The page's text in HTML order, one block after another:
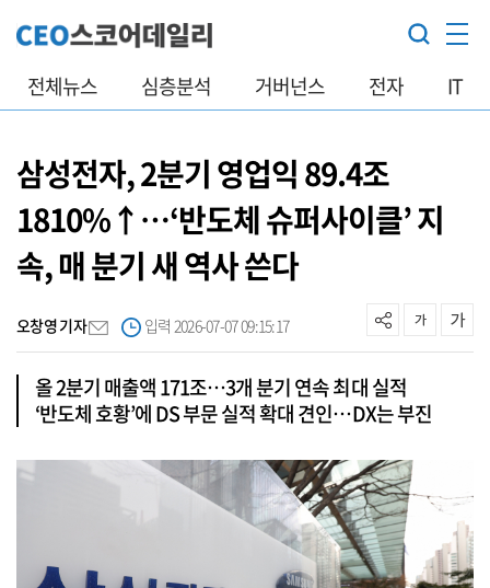
전체뉴스 심층분석 거버넌스 전자 IT
삼성전자, 2분기 영업익 89.4조
1810%↑…‘반도체 슈퍼사이클’ 지
속, 매 분기 새 역사 쓴다
오창영 기자 입력 2026-07-07 09:15:17
올 2분기 매출액 171조…3개 분기 연속 최대 실적
‘반도체 호황’에 DS 부문 실적 확대 견인…DX는 부진